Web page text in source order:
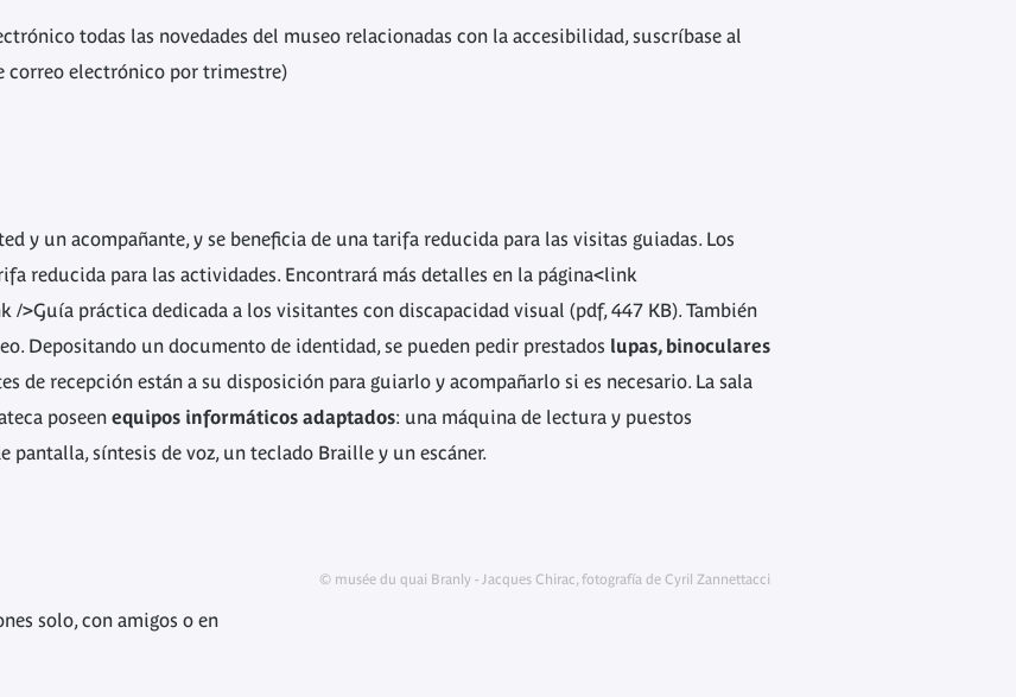
todas las novedades del museo relacionadas con la accesibilidad, suscríbase al
correo electrónico por trimestre)
y un acompañante, y se beneficia de una tarifa reducida para las visitas guiadas. Los
reducida para las actividades. Encontrará más detalles en la página<link
/>Guía práctica dedicada a los visitantes con discapacidad visual (pdf, 447 KB). También
Depositando un documento de identidad, se pueden pedir prestados lupas, binoculares
de recepción están a su disposición para guiarlo y acompañarlo si es necesario. La sala
poseen equipos informáticos adaptados: una máquina de lectura y puestos
síntesis de voz, un teclado Braille y un escáner.
© musée du quai Branly - Jacques Chirac, fotografía de Cyril Zannettacci
solo, con amigos o en